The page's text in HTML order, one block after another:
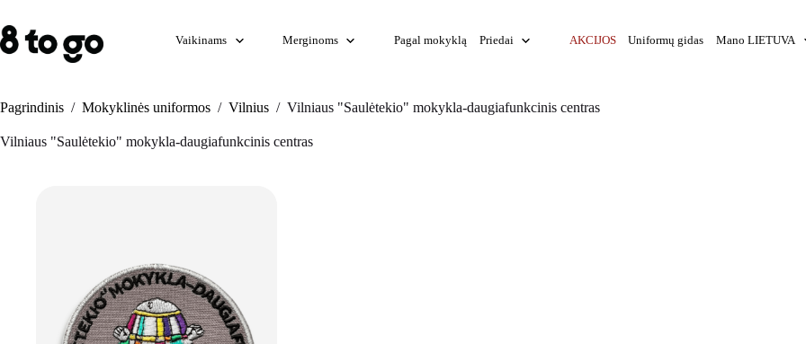
to
content
Vaikinams Merginoms Pagal mokyklą Priedai AKCIJOS Uniformų gidas Mano LIETUVA
Pagrindinis / Mokyklinės uniformos / Vilnius / Vilniaus "Saulėtekio" mokykla-daugiafunkcinis centras
Vilniaus "Saulėtekio" mokykla-daugiafunkcinis centras